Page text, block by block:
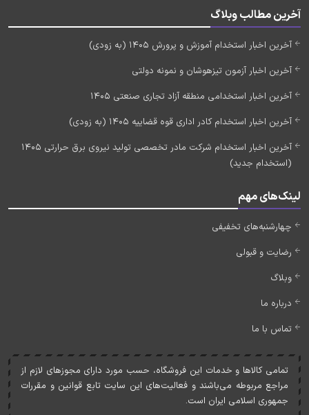
آخرین مطالب وبلاگ
آخرین اخبار استخدام آموزش و پرورش 1405 (به زودی)
آخرین اخبار آزمون تیزهوشان و نمونه دولتی
آخرین اخبار استخدامی منطقه آزاد تجاری صنعتی 1405
آخرین اخبار استخدام کادر اداری قوه قضاییه 1405 (به زودی)
آخرین اخبار استخدام شرکت مادر تخصصی تولید نیروی برق حرارتی 1405
(استخدام جدید)
لینک‌های مهم
چهارشنبه‌های تخفیفی
رضایت و قبولی
وبلاگ
درباره ما
تماس با ما
تمامی کالاها و خدمات اين فروشگاه، حسب مورد دارای مجوزهای لازم از
مراجع مربوطه می‌باشند و فعاليت‌های اين سايت تابع قوانين و مقررات
جمهوری اسلامی ايران است.